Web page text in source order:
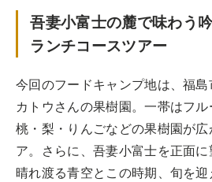
お問合せ
Food Camp（English）
ベストテーブル
ご予約
吾妻小富士の麓で味わう
ランチコースツアー
今回のフードキャンプ地は、福
カトウさんの果樹園。一帯はフル
桃・梨・りんごなどの果樹園が広
ア。さらに、吾妻小富士を正面に
晴れ渡る青空とこの時期、旬を